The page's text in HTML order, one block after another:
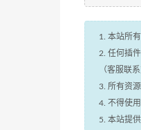
1. 本站所
2. 任何插
（客服联
3. 所有资
4. 不得使
5. 本站提